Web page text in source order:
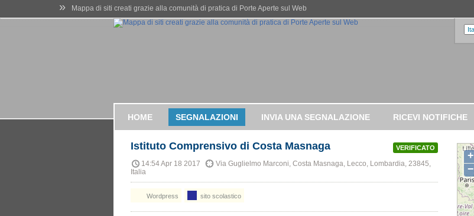
» Mappa di siti creati grazie alla comunità di pratica di Porte Aperte sul Web
HOME SEGNALAZIONI INVIA UNA SEGNALAZIONE RICEVI NOTIFICHE
VERIFICATO
Istituto Comprensivo di Costa Masnaga
14:54 Apr 18 2017
Via Guglielmo Marconi, Costa Masnaga, Lecco, Lombardia, 23845,
Italia
Wordpress sito scolastico
+
−